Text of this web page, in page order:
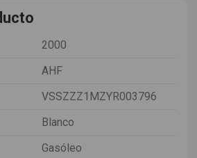
2000
AHF
VSSZZZ1MZYR003796
Blanco
Gasóleo